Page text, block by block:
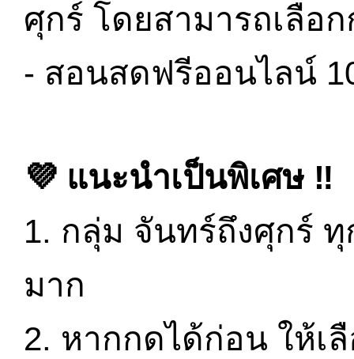
ศุกร์ โดยสามารถเลือ
- สอนสดฟรีออนไลน์
💜 แนะนำเป็นพิเศษ ‼️
1. กลุ่ม จันทร์ถึงศุกร์
มาก
2. หากกดได้ก่อน ให้เ